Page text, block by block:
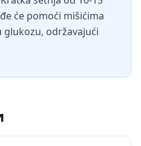
će pomoći mišićima
održavajući